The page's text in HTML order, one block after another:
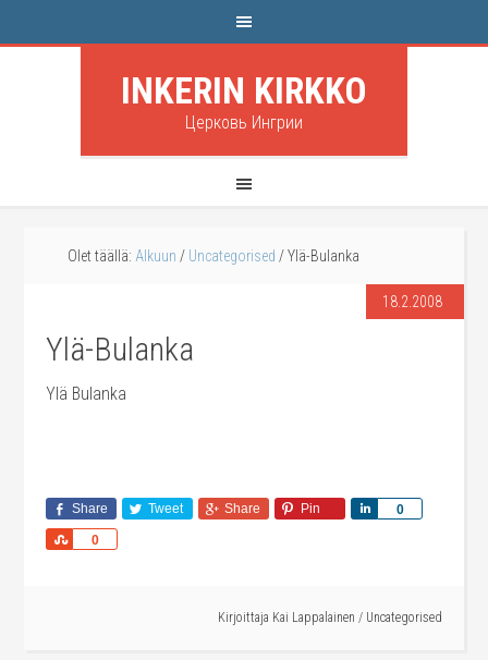
INKERIN KIRKKO
Церковь Ингрии
Olet täällä: Alkuun / Uncategorised /Ylä-Bulanka
18.2.2008
Ylä-Bulanka
Ylä Bulanka
Share Tweet Share Pin 0
Share
0
Share
Kirjoittaja Kai Lappalainen / Uncategorised